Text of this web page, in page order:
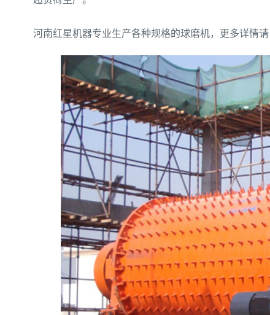
河南红星机器专业生产各种规格的球磨机，更多详情请